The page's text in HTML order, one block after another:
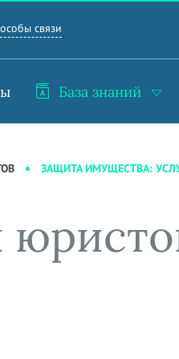
связи
База знаний
ЗАЩИТА ИМУЩЕСТВА: